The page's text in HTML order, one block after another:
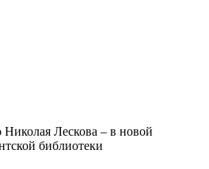
Лескова – в новой
библиотеки